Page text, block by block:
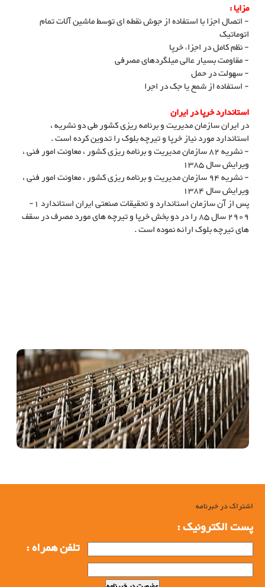
مزایا :
- اتصال اجزا با استفاده از جوش نقطه ای توسط ماشین آلات تمام
اتوماتیک
- نظم کامل در اجزاء خرپا
- مقاومت بسیار عالی میلگردهای مصرفی
- سهولت در حمل
- استفاده از شمع یا جک در اجرا
استاندارد خرپا در ایران
در ایران سازمان مدیریت و برنامه ریزی کشور طی دو نشریه ،
استاندارد مورد نیاز خرپا و تیرچه بلوک را تدوین کرده است .
- نشریه 82 سازمان مدیریت و برنامه ریزی کشور ، معاونت امور فنی ،
ویرایش سال 1385
- نشریه 94 سازمان مدیریت و برنامه ریزی کشور ، معاونت امور فنی ،
ویرایش سال 1384
پس از آن سازمان استاندارد و تحقیقات صنعتی ایران استاندارد 1-
2909 سال 85 را در دو بخش خرپا و تیرچه های مورد مصرف در سقف
های تیرچه بلوک ارائه نموده است .
اشتراک در خبرنامه
پست الکترونیک :
تلفن همراه :